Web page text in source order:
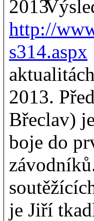
http://
s314.aspx
2013.
Břeclav)
boje do
je Jiří